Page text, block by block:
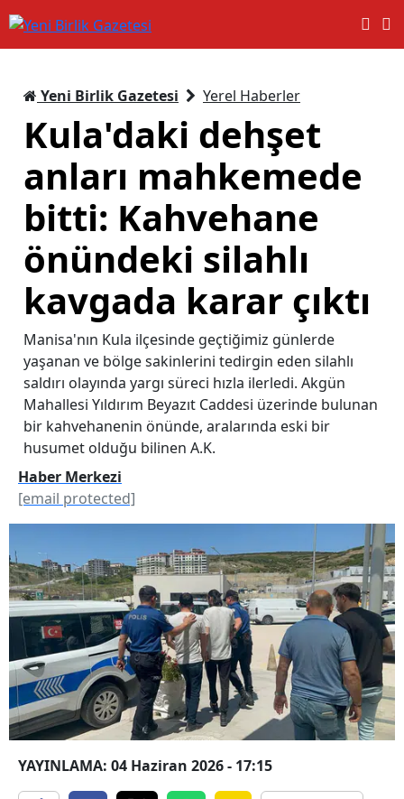
Yeni Birlik Gazetesi Yerel Haberler
Kula'daki dehşet
anları mahkemede
bitti: Kahvehane
önündeki silahlı
kavgada karar çıktı
Manisa'nın Kula ilçesinde geçtiğimiz günlerde
yaşanan ve bölge sakinlerini tedirgin eden silahlı
saldırı olayında yargı süreci hızla ilerledi. Akgün
Mahallesi Yıldırım Beyazıt Caddesi üzerinde bulunan
bir kahvehanenin önünde, aralarında eski bir
husumet olduğu bilinen A.K.
Haber Merkezi
[email protected]
YAYINLAMA: 04 Haziran 2026 - 17:15